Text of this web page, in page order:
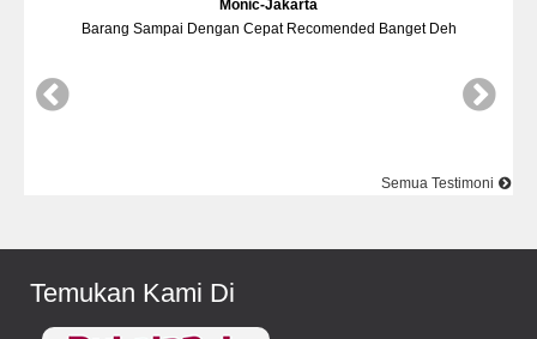
Dengan Cepat Recomended Banget Deh
Barang Dan Harga
Semua Testimoni
Temukan Kami Di